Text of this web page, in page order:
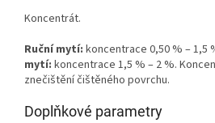
Koncentrát.
Ruční mytí: koncentrace 0,50 % – 1,5
mytí: koncentrace 1,5 % – 2 %.
znečištění čištěného povrchu.
Doplňkové parametry